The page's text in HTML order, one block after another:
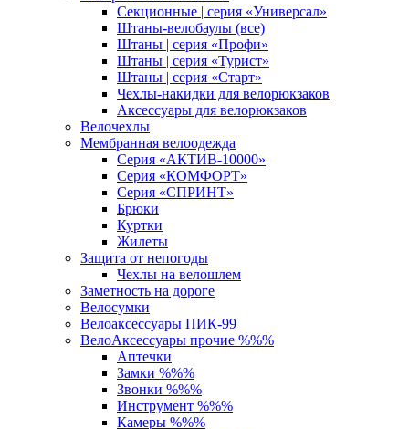
Секционные | серия «Универсал»
Штаны-велобаулы (все)
Штаны | серия «Профи»
Штаны | серия «Турист»
Штаны | серия «Старт»
Чехлы-накидки для велорюкзаков
Аксессуары для велорюкзаков
Велочехлы
Мембранная велоодежда
Серия «АКТИВ-10000»
Серия «КОМФОРТ»
Серия «СПРИНТ»
Брюки
Куртки
Жилеты
Защита от непогоды
Чехлы на велошлем
Заметность на дороге
Велосумки
Велоаксессуары ПИК-99
ВелоАксессуары прочие %%%
Аптечки
Замки %%%
Звонки %%%
Инструмент %%%
Камеры %%%